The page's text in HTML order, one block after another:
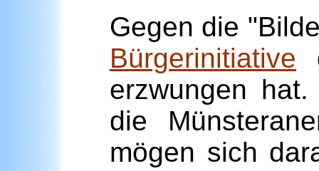
Gegen die
Bürgerinitiative
erzwungen
die
mögen sich